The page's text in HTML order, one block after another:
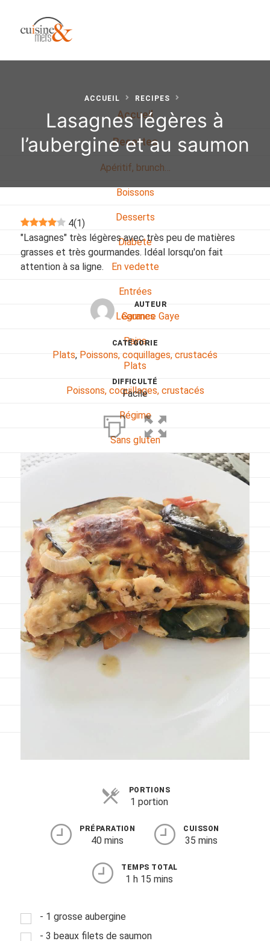
Accueil
Recettes
Apéritif, brunch…
Boissons
Desserts
Diabete
En vedette
Entrées
Légumes
Pains
Plats
Poissons, coquillages, crustacés
Régime
Sans gluten
Sauces et accompagnements
Végétarien
Viandes
Pratique
Mesures conversions
Lexique des différents termes de cuisine
Service du vin
ACCUEIL RECIPES
Lasagnes légères à
l’aubergine et au saumon
4(1)
"Lasagnes" très légères avec très peu de matières
grasses et très gourmandes. Idéal lorsqu'on fait
attention à sa ligne.
AUTEUR
Garance Gaye
CATÉGORIE
Plats, Poissons, coquillages, crustacés
DIFFICULTÉ
Facile
PORTIONS
1 portion
PRÉPARATION
40 mins
CUISSON
35 mins
TEMPS TOTAL
1 h 15 mins
- 1 grosse aubergine
- 3 beaux filets de saumon